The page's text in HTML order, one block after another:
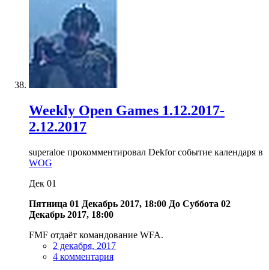
Weekly Open Games 1.12.2017-
2.12.2017
superaloe прокомментировал Dekfor событие календаря в
WOG
Дек 01
Пятница 01 Декабрь 2017, 18:00 До Суббота 02
Декабрь 2017, 18:00
FMF отдаёт командование WFA.
2 декабря, 2017
4 комментария